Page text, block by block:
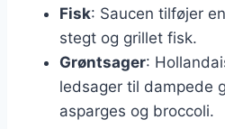
Fisk: Saucen tilføjer
stegt og grillet fisk.
Grøntsager:
ledsager til dampede
asparges og broccoli.